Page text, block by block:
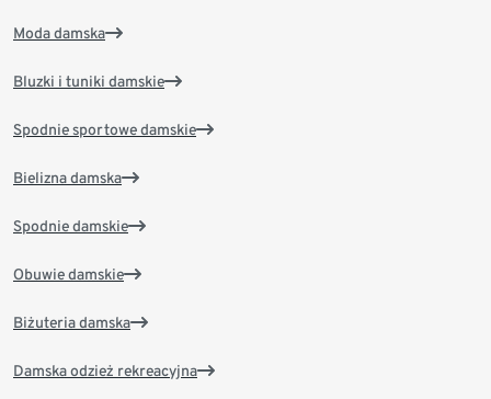
Moda damska
Bluzki i tuniki damskie
Spodnie sportowe damskie
Bielizna damska
Spodnie damskie
Obuwie damskie
Biżuteria damska
Damska odzież rekreacyjna